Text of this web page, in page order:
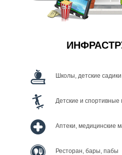
Школы, детские садики
Детские и спортивные
Аптеки, медицинские
Ресторан, бары, пабы